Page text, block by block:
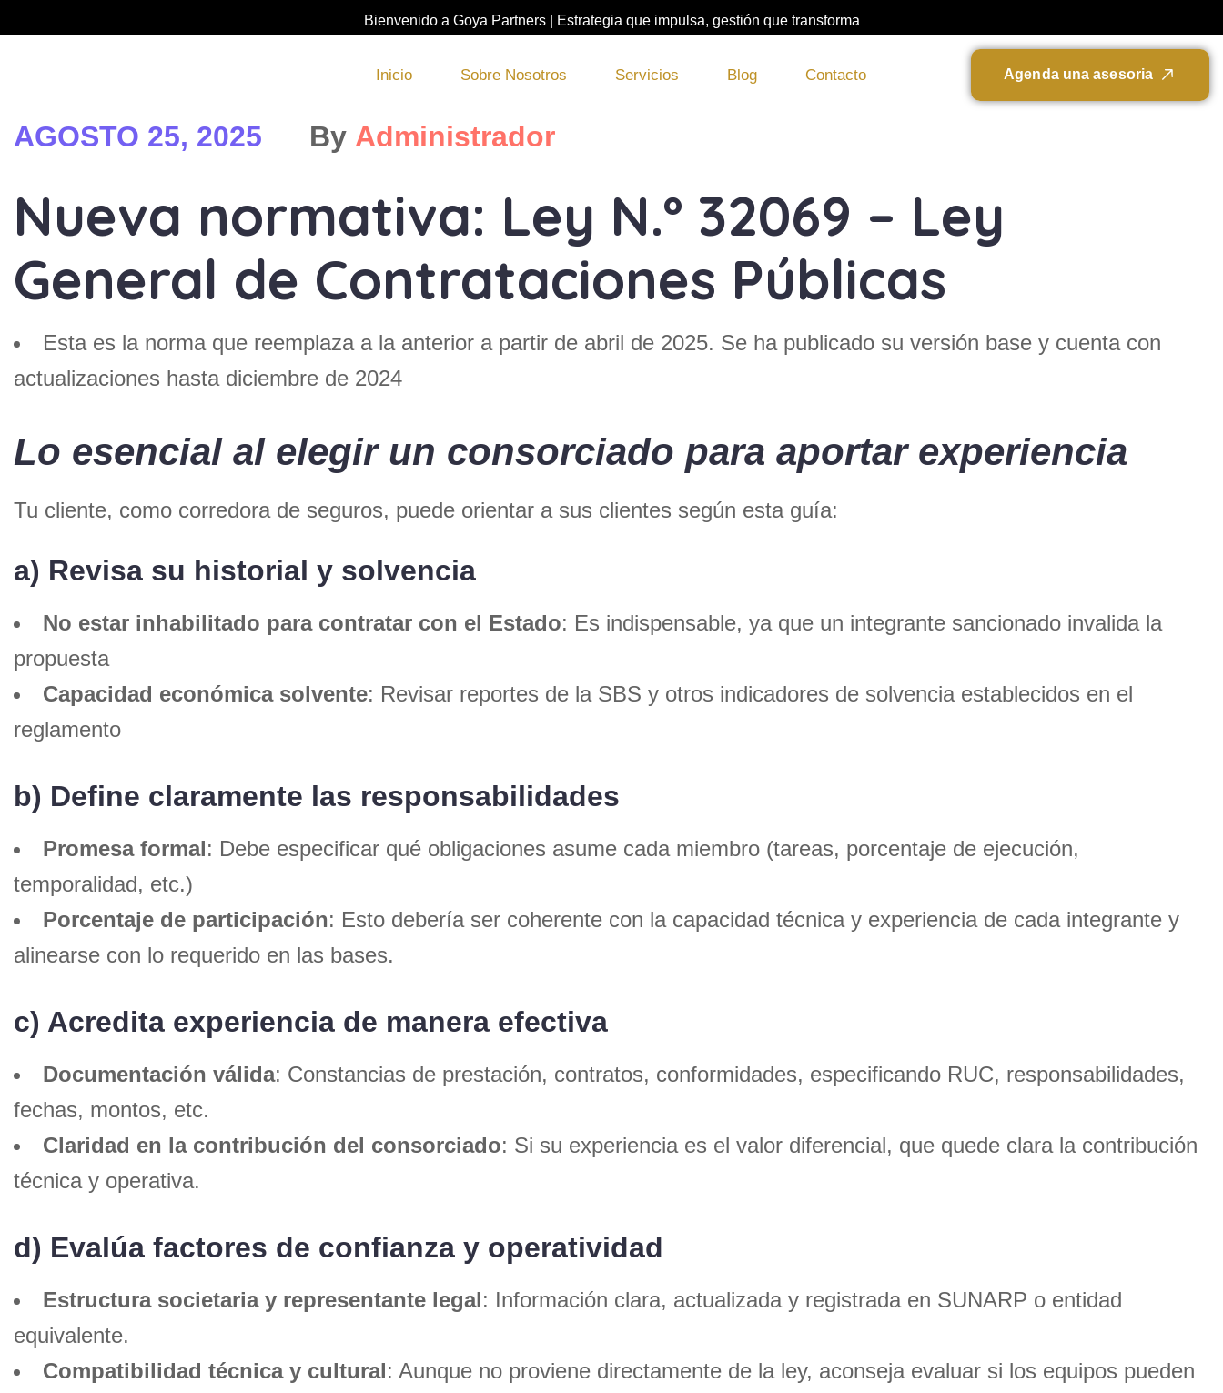
Bienvenido a Goya Partners | Estrategia que impulsa, gestión que transforma
Inicio Sobre Nosotros Servicios Blog Contacto Agenda una asesoria
AGOSTO 25, 2025 By Administrador
Nueva normativa: Ley N.º 32069 – Ley
General de Contrataciones Públicas
Esta es la norma que reemplaza a la anterior a partir de abril de 2025. Se ha publicado su versión base y cuenta con
actualizaciones hasta diciembre de 2024
Lo esencial al elegir un consorciado para aportar experiencia
Tu cliente, como corredora de seguros, puede orientar a sus clientes según esta guía:
a) Revisa su historial y solvencia
No estar inhabilitado para contratar con el Estado: Es indispensable, ya que un integrante sancionado invalida la
propuesta
Capacidad económica solvente: Revisar reportes de la SBS y otros indicadores de solvencia establecidos en el
reglamento
b) Define claramente las responsabilidades
Promesa formal: Debe especificar qué obligaciones asume cada miembro (tareas, porcentaje de ejecución,
temporalidad, etc.)
Porcentaje de participación: Esto debería ser coherente con la capacidad técnica y experiencia de cada integrante y
alinearse con lo requerido en las bases.
c) Acredita experiencia de manera efectiva
Documentación válida: Constancias de prestación, contratos, conformidades, especificando RUC, responsabilidades,
fechas, montos, etc.
Claridad en la contribución del consorciado: Si su experiencia es el valor diferencial, que quede clara la contribución
técnica y operativa.
d) Evalúa factores de confianza y operatividad
Estructura societaria y representante legal: Información clara, actualizada y registrada en SUNARP o entidad
equivalente.
Compatibilidad técnica y cultural: Aunque no proviene directamente de la ley, aconseja evaluar si los equipos pueden